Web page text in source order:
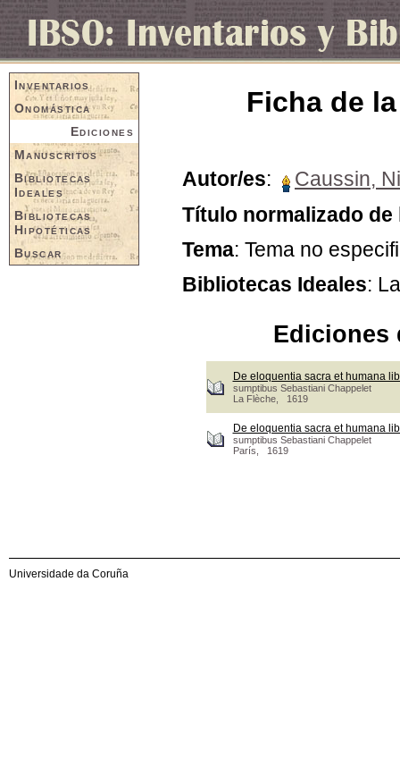
Inventarios
Onomástica
Ediciones
Manuscritos
Bibliotecas
Ideales
Bibliotecas
Hipotéticas
Buscar
Ficha de
Autor/es:
Caussin,
Título normalizado de
Tema: Tema no
Bibliotecas Ideales:
Ediciones
De eloquentia sacra et humana
sumptibus Sebastiani Chappelet
La Flèche, 1619
De eloquentia sacra et humana
sumptibus Sebastiani Chappelet
París, 1619
Universidade da Coruña